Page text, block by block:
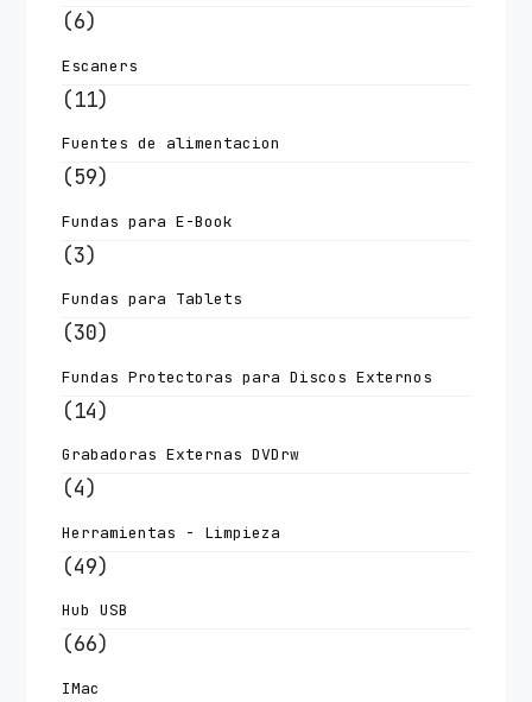
(6)
Escaners
(11)
Fuentes de alimentacion
(59)
Fundas para E-Book
(3)
Fundas para Tablets
(30)
Fundas Protectoras para Discos Externos
(14)
Grabadoras Externas DVDrw
(4)
Herramientas - Limpieza
(49)
Hub USB
(66)
IMac